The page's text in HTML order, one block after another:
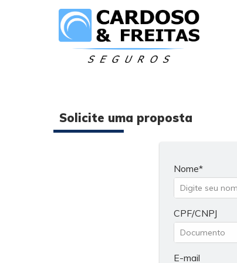
Solicite uma proposta
Nome
CPF/CNPJ
E-mail